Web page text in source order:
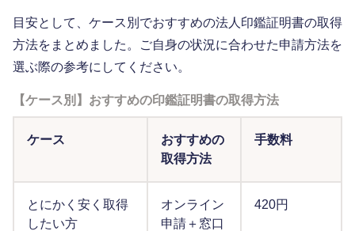
目安として、ケース別でおすすめの法人印鑑証明書の取得
方法をまとめました。ご自身の状況に合わせた申請方法を
選ぶ際の参考にしてください。
【ケース別】おすすめの印鑑証明書の取得方法
ケース
おすすめの
取得方法
手数料
とにかく安く取得
したい方
オンライン
申請＋窓口
420円